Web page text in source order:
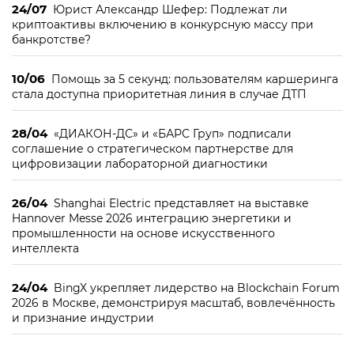
24/07 Юрист Александр Шефер: Подлежат ли
криптоактивы включению в конкурсную массу при
банкротстве?
10/06 Помощь за 5 секунд: пользователям каршеринга
стала доступна приоритетная линия в случае ДТП
28/04 «ДИАКОН-ДС» и «БАРС Груп» подписали
соглашение о стратегическом партнерстве для
цифровизации лабораторной диагностики
26/04 Shanghai Electric представляет на выставке
Hannover Messe 2026 интеграцию энергетики и
промышленности на основе искусственного
интеллекта
24/04 BingX укрепляет лидерство на Blockchain Forum
2026 в Москве, демонстрируя масштаб, вовлечённость
и признание индустрии